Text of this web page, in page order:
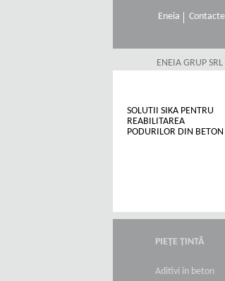
ENEIA GRUP SRL
Eneia Contacte
SOLUTII SIKA PENTRU
REABILITAREA
PODURILOR DIN BETON
PIEȚE ȚINTĂ
Aditivi în beton